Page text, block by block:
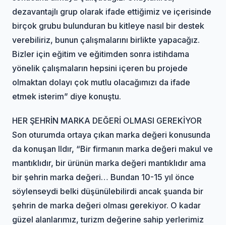
dezavantajlı grup olarak ifade ettiğimiz ve içerisinde
birçok grubu bulunduran bu kitleye nasıl bir destek
verebiliriz, bunun çalışmalarını birlikte yapacağız.
Bizler için eğitim ve eğitimden sonra istihdama
yönelik çalışmaların hepsini içeren bu projede
olmaktan dolayı çok mutlu olacağımızı da ifade
etmek isterim” diye konuştu.
HER ŞEHRİN MARKA DEĞERİ OLMASI GEREKİYOR
Son oturumda ortaya çıkan marka değeri konusunda
da konuşan Ildır, “Bir firmanın marka değeri makul ve
mantıklıdır, bir ürünün marka değeri mantıklıdır ama
bir şehrin marka değeri… Bundan 10-15 yıl önce
söylenseydi belki düşünülebilirdi ancak şuanda bir
şehrin de marka değeri olması gerekiyor. O kadar
güzel alanlarımız, turizm değerine sahip yerlerimiz